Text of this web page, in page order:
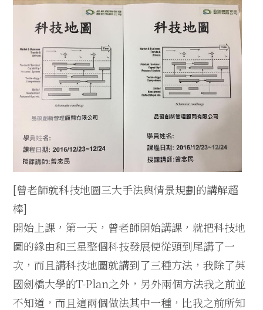
[曾老師就科技地圖三大手法與情景規劃的講解超
棒]
開始上課，第一天，曾老師開始講課，就把科技地
圖的緣由和三星整個科技發展使從頭到尾講了一
次，而且講科技地圖就講到了三種方法，我除了英
國劍橋大學的T-Plan之外，另外兩個方法我之前並
不知道，而且這兩個做法其中一種，比我之前所知